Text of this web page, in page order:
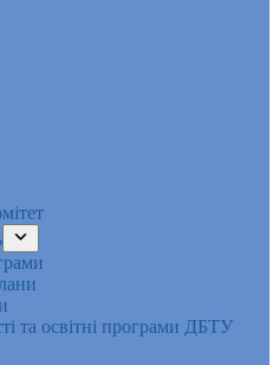
та освітні програми ДБТУ